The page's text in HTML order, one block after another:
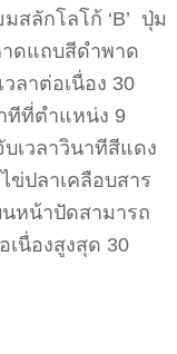
สลักโลโก้ ‘B’ ปุ่ม
ดแถบสีดำพาด
ลาต่อเนื่อง 30
ทีที่ตำแหน่ง 9
เวลาวินาทีสีแดง
ข่ปลาเคลือบสาร
นหน้าปัดสามารถ
เนื่องสูงสุด 30